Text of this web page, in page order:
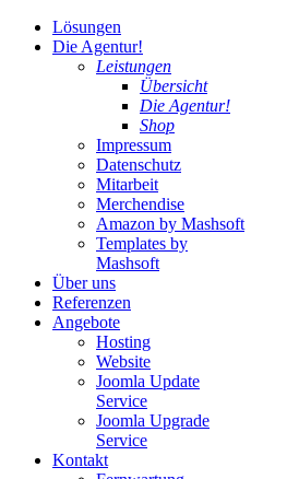
Lösungen
Die Agentur!
Leistungen
Übersicht
Die Agentur!
Shop
Impressum
Datenschutz
Mitarbeit
Merchendise
Amazon by Mashsoft
Templates by
Mashsoft
Über uns
Referenzen
Angebote
Hosting
Website
Joomla Update
Service
Joomla Upgrade
Service
Kontakt